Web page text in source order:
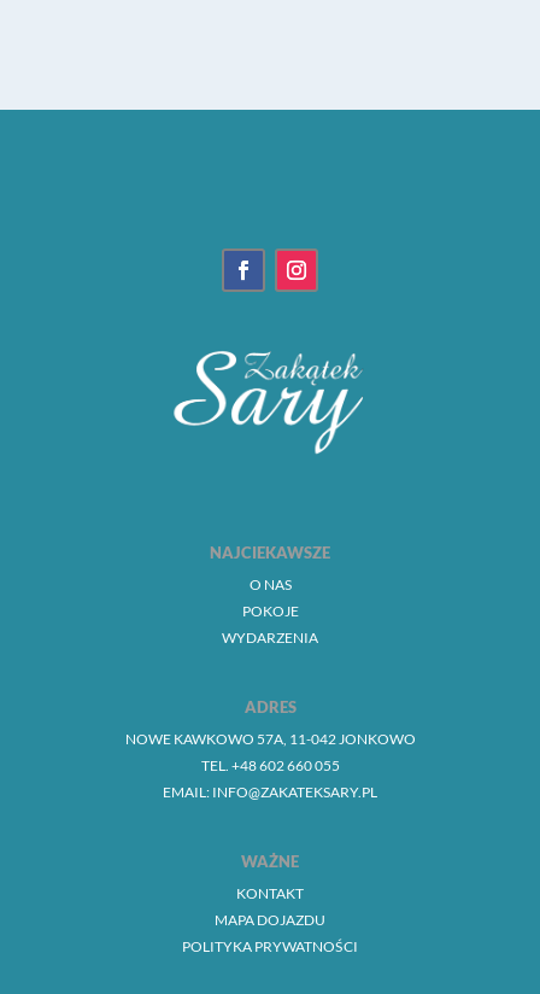
NAJCIEKAWSZE
O NAS
POKOJE
WYDARZENIA
ADRES
NOWE KAWKOWO 57A, 11-042 JONKOWO
TEL. +48 602 660 055
EMAIL: INFO@ZAKATEKSARY.PL
WAŻNE
KONTAKT
MAPA DOJAZDU
POLITYKA PRYWATNOŚCI